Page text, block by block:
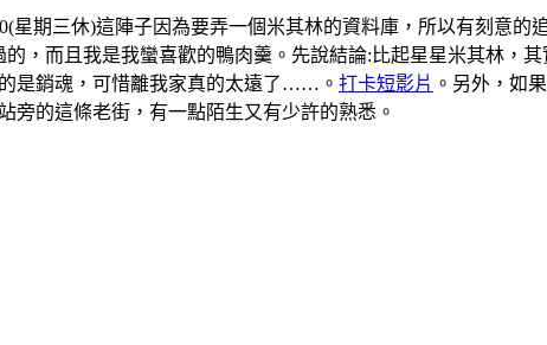
星期三休)這陣子因為要弄一個米其林的資料庫，所以有刻意的
的，而且我是我蠻喜歡的鴨肉羹。先說結論:比起星星米其林，
是銷魂，可惜離我家真的太遠了……。 打卡短影片 。另外，如
旁的這條老街，有一點陌生又有少許的熟悉。